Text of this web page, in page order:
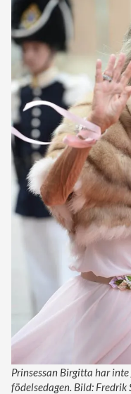
Prinsessan Birgitta har
födelsedagen. Bild: Fredrik